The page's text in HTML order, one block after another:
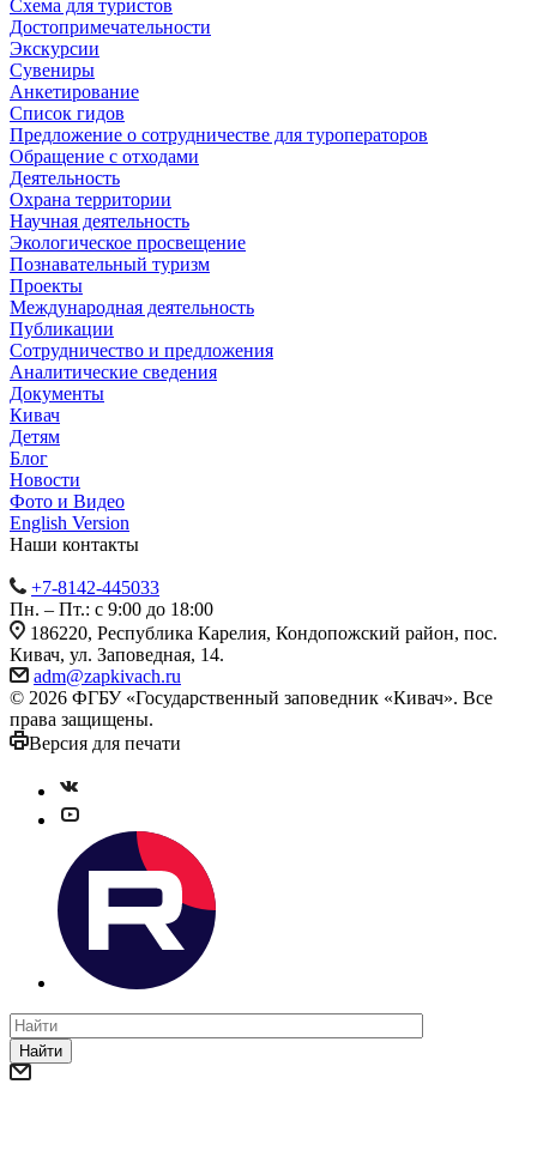
Схема для туристов
Достопримечательности
Экскурсии
Сувениры
Анкетирование
Список гидов
Предложение о сотрудничестве для туроператоров
Обращение с отходами
Деятельность
Охрана территории
Научная деятельность
Экологическое просвещение
Познавательный туризм
Проекты
Международная деятельность
Публикации
Сотрудничество и предложения
Аналитические сведения
Документы
Кивач
Детям
Блог
Новости
Фото и Видео
English Version
Наши контакты
+7-8142-445033
Пн. – Пт.: с 9:00 до 18:00
186220, Республика Карелия, Кондопожский район, пос.
Кивач, ул. Заповедная, 14.
adm@zapkivach.ru
© 2026 ФГБУ «Государственный заповедник «Кивач». Все
права защищены.
Версия для печати
Найти